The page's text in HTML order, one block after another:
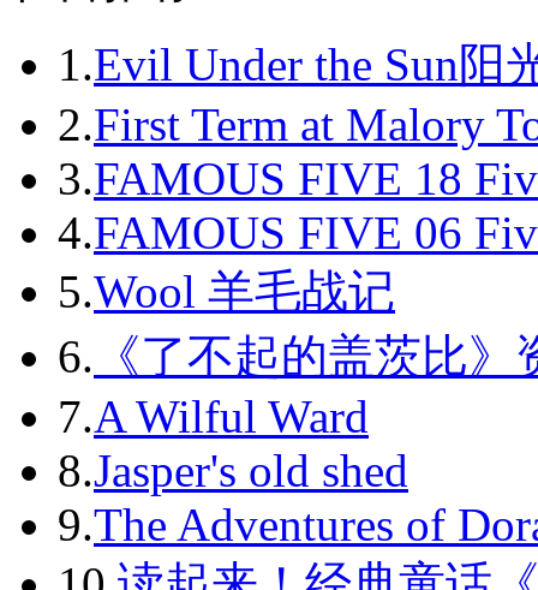
2011-04
2011-05
2011-06
2011-07
2011-08
2011-09
2011-10
2011-11
2011-12
2012-01
1.Evil Under the Sun阳
2.First Term at Malory
3.FAMOUS FIVE 18
4.FAMOUS FIVE 06
5.Wool 羊毛战记
6. 《了不起的盖茨比》
7.A Wilful Ward
8.Jasper's old shed
9.The Adventures of